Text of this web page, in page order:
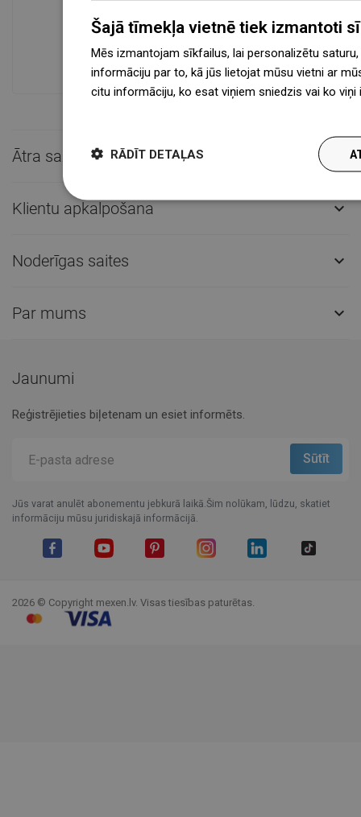
platībā ar vairāk nekā 68 000 palešu
vietām nodrošina vairāk nekā 1 500 000
pieejamo produktu!
Ātra saziņa
Klientu apkalpošana 
Noderīgas saites 
Par mums 
Jaunumi
Reģistrējieties biļetenam un esiet informēts.
Jūs varat anulēt abonementu jebkurā laikā.Šim nolūkam, lūdzu, skatiet
informāciju mūsu juridiskajā informācijā.
2026 © Copyright mexen.lv. Visas tiesības paturētas.
Šajā tīmekļa vietnē tiek izmantoti
Mēs izmantojam sīkfailus, lai personalizētu
informāciju par to, kā jūs lietojat mūsu vietni ar
citu informāciju, ko esat viņiem sniedzis vai ko
RĀDĪT DETAĻAS